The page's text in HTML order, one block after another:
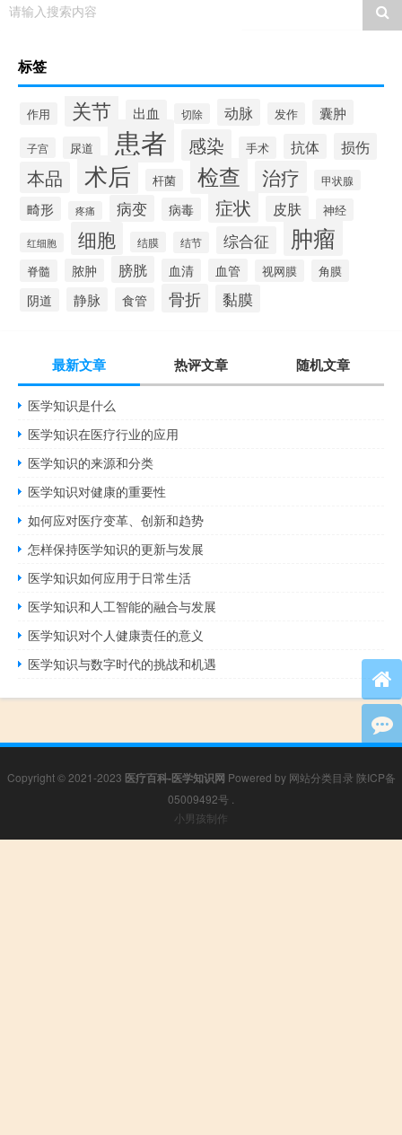
请输入搜索内容
标签
作用 关节 出血 切除 动脉 发作 囊肿
子宫 尿道 患者 感染 手术 抗体 损伤
本品 术后 杆菌 检查 治疗 甲状腺
畸形 疼痛 病变 病毒 症状 皮肤 神经
红细胞 细胞 结膜 结节 综合征 肿瘤
脊髓 脓肿 膀胱 血清 血管 视网膜 角膜
阴道 静脉 食管 骨折 黏膜
最新文章 热评文章 随机文章
医学知识是什么
医学知识在医疗行业的应用
医学知识的来源和分类
医学知识对健康的重要性
如何应对医疗变革、创新和趋势
怎样保持医学知识的更新与发展
医学知识如何应用于日常生活
医学知识和人工智能的融合与发展
医学知识对个人健康责任的意义
医学知识与数字时代的挑战和机遇
Copyright © 2021-2023 医疗百科-医学知识网 Powered by 网站分类目录 陕ICP备
05009492号
小男孩制作